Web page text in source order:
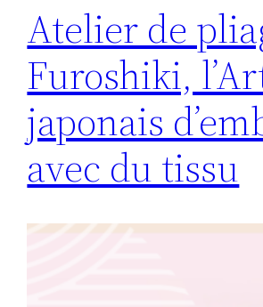
Atelier de
Furoshiki,
japonais
avec du tissu